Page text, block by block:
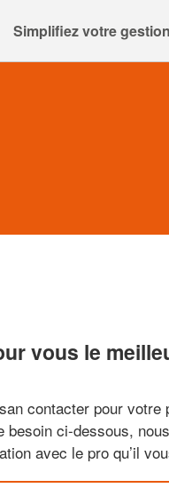
Simplifiez votre gestion
vous le
contacter pour votre
besoin ci-dessous,
avec le pro qu’il